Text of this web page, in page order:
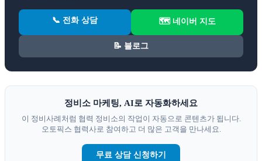
📞 전화 상담 🗺️ 네이버 지도
📝 블로그
정비소 마케팅, AI로 자동화하세요
이 정비사례처럼 협력 정비소의 작업이 자동으로 콘텐츠가 됩니다.
오토픽스 협력사로 참여하고 더 많은 고객을 만나세요.
무료 상담 신청하기